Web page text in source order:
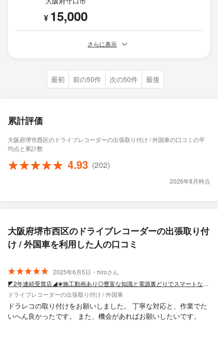
¥ 15,000
さらに表示
最初 前の50件 次の50件 最後
累計評価
大阪府堺市西区のドライブレコーダーの出張取り付け / 外国車の口コミの平
均点と累計数
4.93 (202)
2026年8月時点
大阪府堺市西区のドライブレコーダーの出張取り付
け / 外国車を利用した人の口コミ
2025年6月5日・hiroさん
◤2年連続受賞店◢❀施工動画あり◎豊富な知識と電源裏どりでスマートなプロの取付
ドライブレコーダーの出張取り付け / 外国車
ドラレコの取り付けをお願いしました。 丁寧な対応と、作業でた
いへん良かったです。 また、機会があればお願いしたいです。